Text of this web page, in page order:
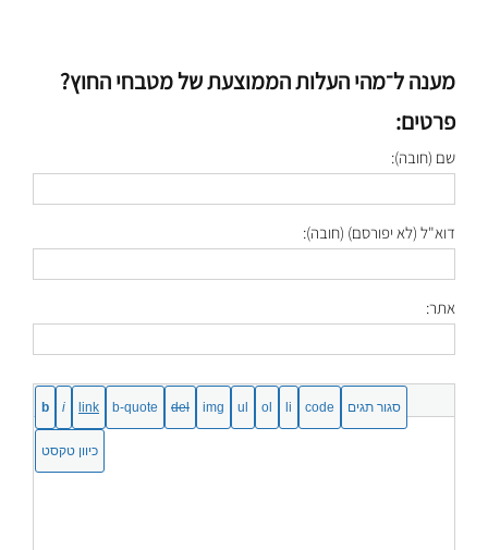
מענה ל־מהי העלות הממוצעת של מטבחי החוץ?
פרטים:
שם (חובה):
דוא"ל (לא יפורסם) (חובה):
אתר: